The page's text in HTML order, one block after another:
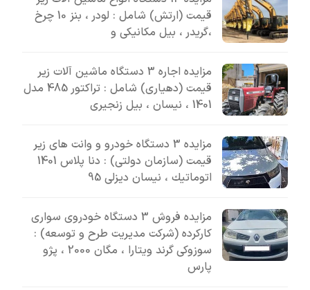
قیمت (ارتش) شامل : لودر ، بنز 10 چرخ
،گریدر ، بیل مکانیکی و
مزایده اجاره 3 دستگاه ماشین آلات زیر
قیمت (دهیاری) شامل : تراکتور 485 مدل
1401 ، نیسان ، بیل زنجیری
مزایده 3 دستگاه خودرو و وانت های زیر
قیمت (سازمان دولتی) : دنا پلاس 1401
اتوماتيك ، نیسان دیزلی 95
مزایده فروش 3 دستگاه خودروی سواری
کارکرده (شرکت مدیریت طرح و توسعه) :
سوزوکی گرند ویتارا ، مگان 2000 ، پژو
پارس